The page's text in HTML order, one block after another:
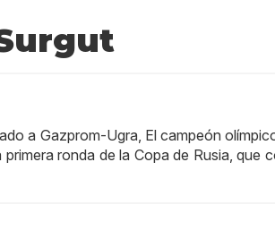
a Gazprom-Ugra, El campeón
ronda de la Copa de Rusia, que